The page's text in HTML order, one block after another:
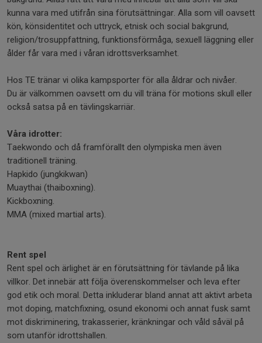
kunna vara med utifrån sina förutsättningar. Alla som vill oavsett
kön, könsidentitet och uttryck, etnisk och social bakgrund,
religion/trosuppfattning, funktionsförmåga, sexuell läggning eller
ålder får vara med i våran idrottsverksamhet.
Hos TE tränar vi olika kampsporter för alla åldrar och nivåer.
Du är välkommen oavsett om du vill träna för motions skull eller
också satsa på en tävlingskarriär.
Våra idrotter:
Taekwondo och då framförallt den olympiska men även
traditionell träning.
Hapkido (jungkikwan)
Muaythai (thaiboxning).
Kickboxning.
MMA (mixed martial arts).
Rent spel
Rent spel och ärlighet är en förutsättning för tävlande på lika
villkor. Det innebär att följa överenskommelser och leva efter
god etik och moral. Detta inkluderar bland annat att aktivt arbeta
mot doping, matchfixning, osund ekonomi och annat fusk samt
mot diskriminering, trakasserier, kränkningar och våld såväl på
som utanför idrottshallen.